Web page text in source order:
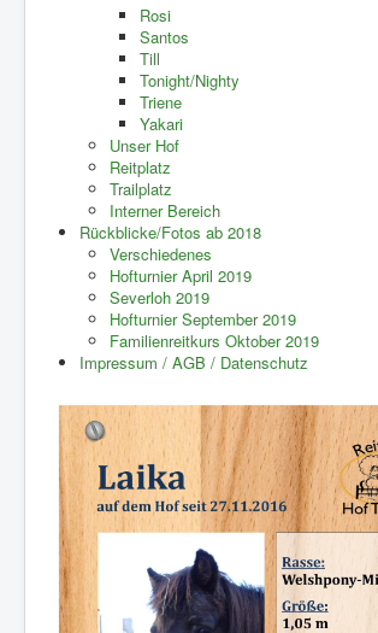
Rosi
Santos
Till
Tonight/Nighty
Triene
Yakari
Unser Hof
Reitplatz
Trailplatz
Interner Bereich
Rückblicke/Fotos ab 2018
Verschiedenes
Hofturnier April 2019
Severloh 2019
Hofturnier September 2019
Familienreitkurs Oktober 2019
Impressum / AGB / Datenschutz